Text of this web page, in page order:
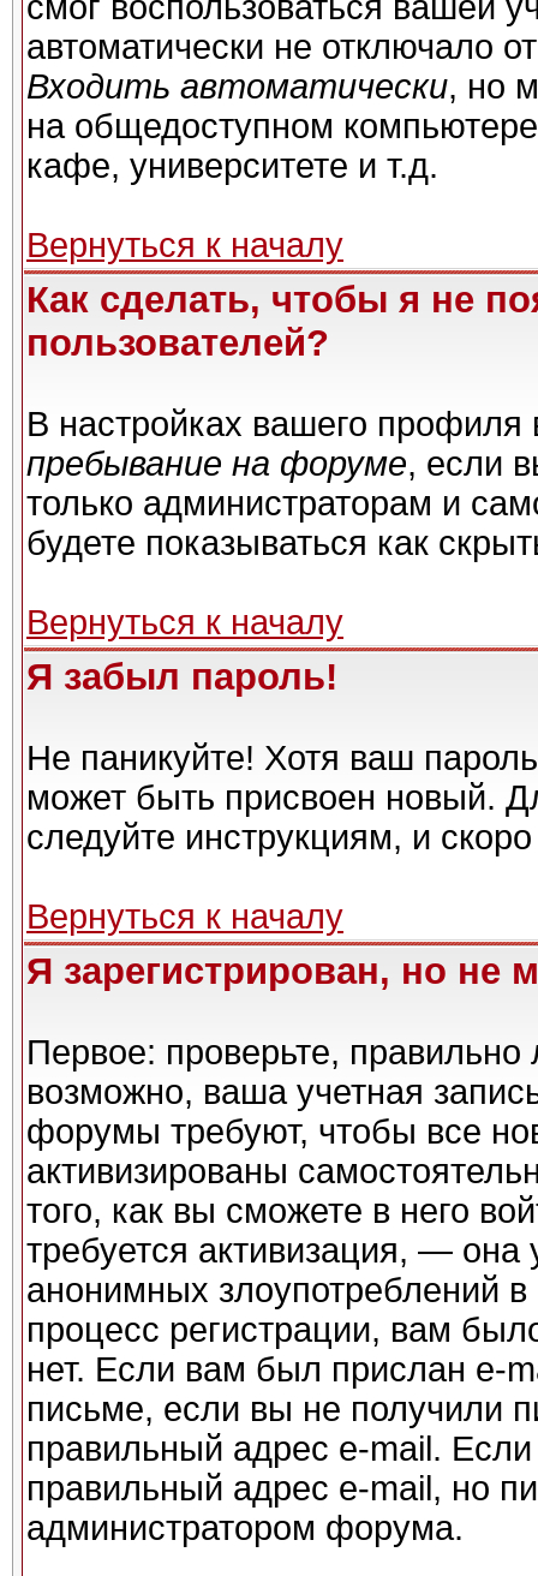
автоматически не отключало
Входить автоматически, но
на общедоступном
кафе, университете и т.д.
Вернуться к началу
Как сделать, чтобы я не
пользователей?
В настройках вашего
пребывание на форуме, если
только администраторам и
будете показываться как
Вернуться к началу
Я забыл пароль!
Не паникуйте! Хотя ваш
может быть присвоен новый.
следуйте инструкциям, и
Вернуться к началу
Я зарегистрирован, но не
Первое: проверьте,
возможно, ваша учетная
форумы требуют, чтобы все
активизированы
того, как вы сможете в него
требуется активизация, —
анонимных злоупотреблений
процесс регистрации, вам
нет. Если вам был прислан e-
письме, если вы не получили
правильный адрес e-mail.
правильный адрес e-mail, но
администратором форума.